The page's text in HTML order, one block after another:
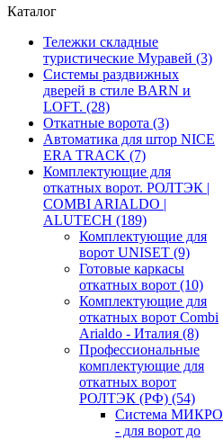
Каталог
Тележки складные
туристические Муравей (3)
Системы раздвижных
дверей в стиле BARN и
LOFT. (28)
Откатные ворота (3)
Автоматика для штор NICE
ERA TRACK (7)
Комплектующие для
откатных ворот. РОЛТЭК |
COMBI ARIALDO |
ALUTECH (189)
Комплектующие для
ворот UNISET (9)
Готовые каркасы
откатных ворот (10)
Комплектующие для
откатных ворот Combi
Arialdo - Италия (8)
Профессиональные
комплектующие для
откатных ворот
РОЛТЭК (РФ) (54)
Система МИКРО
- для ворот до